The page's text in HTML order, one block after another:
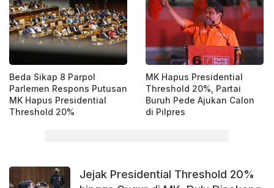
Beda Sikap 8 Parpol
Parlemen Respons Putusan
MK Hapus Presidential
Threshold 20%
MK Hapus Presidential
Threshold 20%, Partai
Buruh Pede Ajukan Calon
di Pilpres
Jejak Presidential Threshold 20%